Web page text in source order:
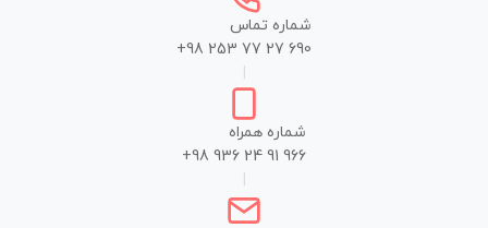
شماره تماس
+98 253 77 27 690
شماره همراه
+98 936 24 91 966